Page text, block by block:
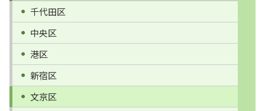
千代田区
中央区
港区
新宿区
文京区